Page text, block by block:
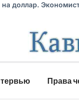
доллар.
Права